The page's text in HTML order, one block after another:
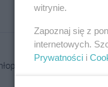
witrynie.
Zapoznaj się z
internetowych.
Prywatności i